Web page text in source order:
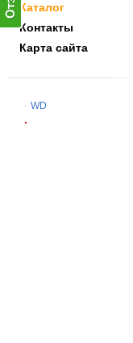
Каталог
Контакты
Карта сайта
WD